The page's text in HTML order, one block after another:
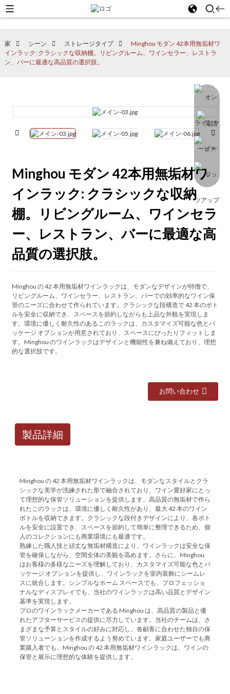
家 シーン ストレージタイプ
Minghou モダン 42本用無垢材ワ
インラック: クラシックな収納棚。リビングルーム、ワインセラー、レストラ
ン、バーに最適な高品質の選択肢。
Minghou モダン 42本用無垢材ワ
インラック: クラシックな収納
棚。リビングルーム、ワインセラ
ー、レストラン、バーに最適な高
品質の選択肢。
Minghou の 42 本用無垢材ワインラックは、モダンなデザインが特徴で、
リビングルーム、ワインセラー、レストラン、バーでの効率的なワイン保
管のニーズに合わせて作られています。クラシックな段構造で 42 本のボト
ルを安全に収納でき、スペースを節約しながらも上品な外観を実現しま
す。環境に優しく耐久性のあるこのラックは、カスタマイズ可能な色とパ
ッケージ オプションが用意されており、スペースにぴったりフィットしま
す。Minghou のワインラックはデザインと機能性を兼ね備えており、理想
的な選択肢です。
お問い合わせ
製品詳細
Minghou の 42 本用無垢材ワインラックは、モダンなスタイルとクラ
シックな美学が洗練された形で融合されており、ワイン愛好家にとっ
て理想的な保管ソリューションを提供します。高品質の無垢材で作ら
れたこのラックは、環境に優しく耐久性があり、最大 42 本のワイン
ボトルを収納できます。クラシックな段付きデザインにより、各ボト
ルを安全に設置でき、スペースを節約して簡単に整理できるため、個
人のコレクションにも商業環境にも最適です。
熟練した職人技と頑丈な無垢材構造により、ワインラックは安全な保
管を確保しながら、空間全体の美観を高めます。さらに、Minghou
はお客様の多様なニーズを理解しており、カスタマイズ可能な色とパ
ッケージ オプションを提供し、ワインラックを室内装飾にシームレ
スに統合します。シンプルなホーム スペースでも、プロフェッショ
ナルなディスプレイでも、当社のワインラックは高い品質とデザイン
基準を実現します。
プロのワインラックメーカーである Minghou は、高品質の製品と優
れたアフターサービスの提供に尽力しています。当社のチームは、さ
まざまな予算とスタイルの好みに対応し、各顧客に合わせた独自の保
管ソリューションを作成するよう努めています。家庭ユーザーでも商
業購入者でも、Minghou の 42 本用無垢材ワインラックは、ワインの
保管と展示に理想的な体験を提供します。